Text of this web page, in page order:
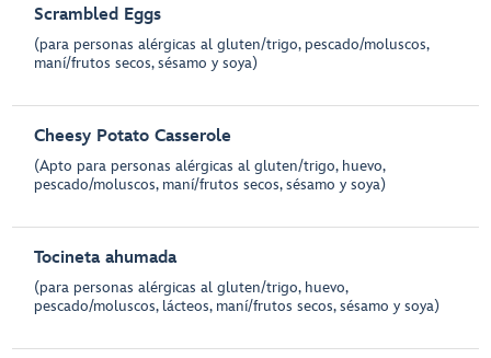
Scrambled Eggs
(para personas alérgicas al gluten/trigo, pescado/moluscos,
maní/frutos secos, sésamo y soya)
Cheesy Potato Casserole
(Apto para personas alérgicas al gluten/trigo, huevo,
pescado/moluscos, maní/frutos secos, sésamo y soya)
Tocineta ahumada
(para personas alérgicas al gluten/trigo, huevo,
pescado/moluscos, lácteos, maní/frutos secos, sésamo y soya)